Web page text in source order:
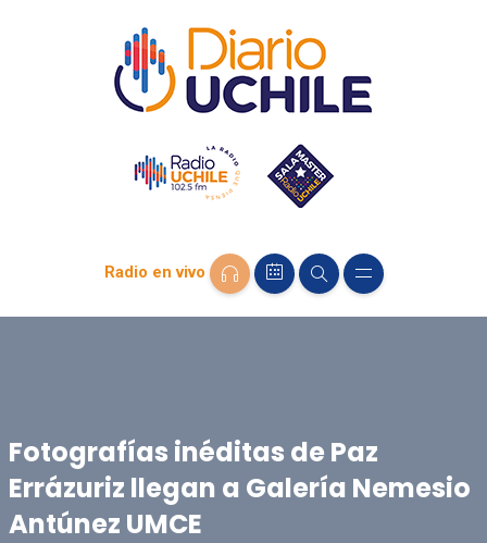
Radio en vivo
Fotografías inéditas de Paz
Errázuriz llegan a Galería Nemesio
Antúnez UMCE